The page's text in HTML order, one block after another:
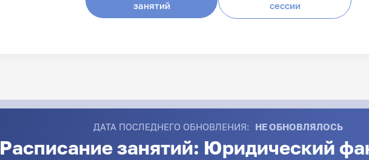
занятий
сессии
ДАТА ПОСЛЕДНЕГО ОБНОВЛЕНИЯ: НЕ ОБНОВЛЯЛОСЬ
Расписание занятий: Юридический